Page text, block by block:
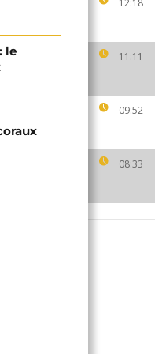
12:18
11:11
09:52
08:33
le